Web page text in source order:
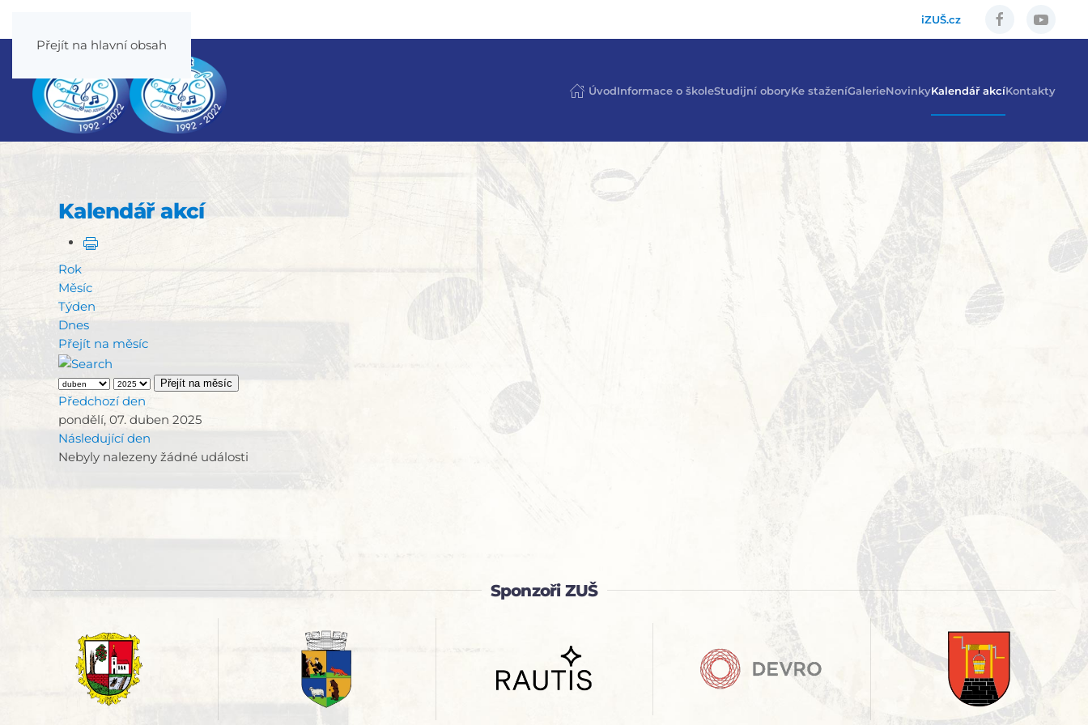
Přejít na hlavní obsah
iZUŠ.cz
ÚvodInformace o školeStudijní oboryKe staženíGalerieNovinkyKalendář akcíKontakty
Kalendář akcí
Rok
Měsíc
Týden
Dnes
Přejít na měsíc
Přejít na měsíc
Předchozí den
pondělí, 07. duben 2025
Následující den
Nebyly nalezeny žádné události
Sponzoři ZUŠ